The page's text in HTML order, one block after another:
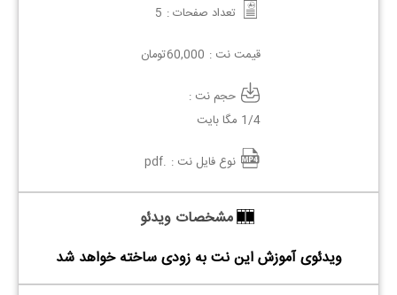
تعداد صفحات : 5
قیمت نت : 60,000تومان
حجم نت :
1/4 مگا بایت
نوع فایل نت : .pdf
مشخصات ویدئو
ویدئوی آموزش این نت به زودی ساخته خواهد شد